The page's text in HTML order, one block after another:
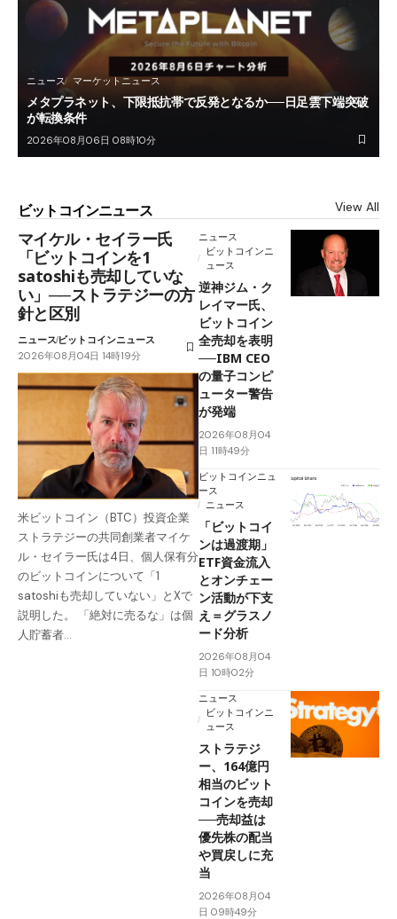
ニュース マーケットニュース
メタプラネット、下限抵抗帯で反発となるか──日足雲下端突破
が転換条件
2026年08月06日 08時10分
ビットコインニュース View All
マイケル・セイラー氏
「ビットコインを1
satoshiも売却していな
い」──ストラテジーの方
針と区別
ニュースビットコインニュース
2026年08月04日 14時19分
米ビットコイン（BTC）投資企業
ストラテジーの共同創業者マイケ
ル・セイラー氏は4日、個人保有分
のビットコインについて「1
satoshiも売却していない」とXで
説明した。 「絶対に売るな」は個
人貯蓄者…
ニュース
ビットコインニ
ュース
逆神ジム・ク
レイマー氏、
ビットコイン
全売却を表明
──IBM CEO
の量子コンピ
ューター警告
が発端
2026年08月04
日 11時49分
ビットコインニュ
ース
ニュース
「ビットコイ
ンは過渡期」
ETF資金流入
とオンチェー
ン活動が下支
え＝グラスノ
ード分析
2026年08月04
日 10時02分
ニュース
ビットコインニ
ュース
ストラテジ
ー、164億円
相当のビット
コインを売却
──売却益は
優先株の配当
や買戻しに充
当
2026年08月04
日 09時49分